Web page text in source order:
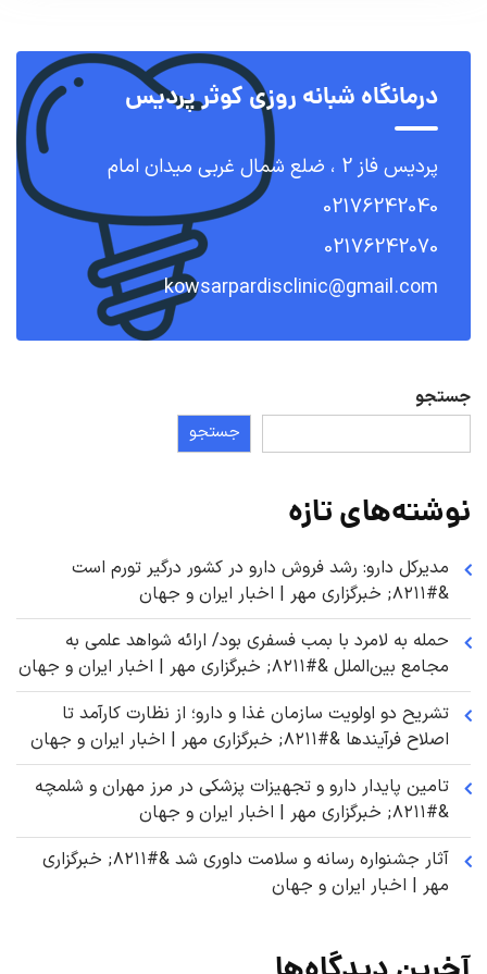
درمانگاه شبانه روزی کوثر پردیس
پردیس فاز 2 ، ضلع شمال غربی میدان امام
02176242040
02176242070
kowsarpardisclinic@gmail.com
جستجو
جستجو
نوشته‌های تازه
مدیرکل دارو: رشد فروش دارو در کشور درگیر تورم است
&#۸۲۱۱; خبرگزاری مهر | اخبار ایران و جهان
حمله به لامرد با بمب فسفری بود/ ارائه شواهد علمی به
مجامع بین‌الملل &#۸۲۱۱; خبرگزاری مهر | اخبار ایران و جهان
تشریح دو اولویت سازمان غذا و دارو؛ از نظارت کارآمد تا
اصلاح فرآیندها &#۸۲۱۱; خبرگزاری مهر | اخبار ایران و جهان
تامین پایدار دارو و تجهیزات پزشکی در مرز مهران و شلمچه
&#۸۲۱۱; خبرگزاری مهر | اخبار ایران و جهان
آثار جشنواره رسانه و سلامت داوری شد &#۸۲۱۱; خبرگزاری
مهر | اخبار ایران و جهان